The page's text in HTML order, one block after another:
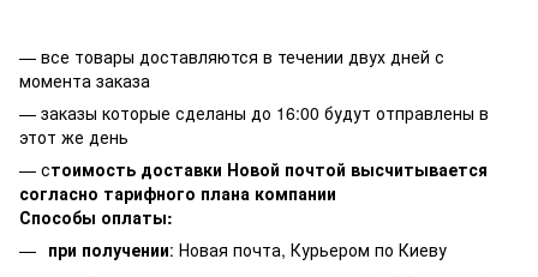
— все товары доставляются в течении двух дней с
момента заказа
— заказы которые сделаны до 16:00 будут отправлены в
этот же день
— стоимость доставки Новой почтой высчитывается
согласно тарифного плана компании
Способы оплаты:
при получении: Новая почта, Курьером по Киеву